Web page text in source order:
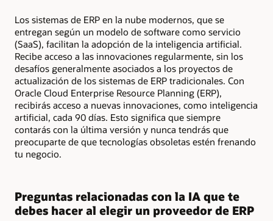
Los sistemas de ERP en la nube modernos, que se
entregan según un modelo de software como servicio
(SaaS), facilitan la adopción de la inteligencia artificial.
Recibe acceso a las innovaciones regularmente, sin los
desafíos generalmente asociados a los proyectos de
actualización de los sistemas de ERP tradicionales. Con
Oracle Cloud Enterprise Resource Planning (ERP),
recibirás acceso a nuevas innovaciones, como inteligencia
artificial, cada 90 días. Esto significa que siempre
contarás con la última versión y nunca tendrás que
preocuparte de que tecnologías obsoletas estén frenando
tu negocio.
Preguntas relacionadas con la IA que te
debes hacer al elegir un proveedor de ERP